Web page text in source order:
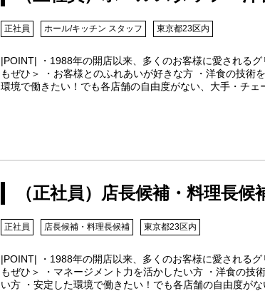
正社員 ホール/キッチン スタッフ 東京都23区内
|POINT| ・1988年の開店以来、多くのお客様に愛される
もぜひ＞ ・お客様とのふれあいが好きな方 ・洋食の技
環境で働きたい！でも各店舗の自由度がない、大手・チ
（正社員）店長候補・料理長候
正社員 店長候補・料理長候補 東京都23区内
|POINT| ・1988年の開店以来、多くのお客様に愛される
もぜひ＞ ・マネージメント力を活かしたい方 ・洋食の
い方 ・安定した環境で働きたい！でも各店舗の自由度が